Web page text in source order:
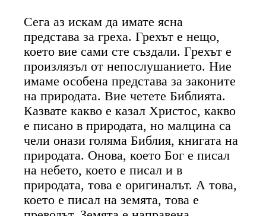
Сега аз искам да имате ясна
представа за греха. Грехът е нещо,
което вие сами сте създали. Грехът е
произлязъл от непослушанието. Ние
имаме особена представа за законите
на природата. Вие четете Библията.
Казвате какво е казал Христос, какво
е писано в природата, но малцина са
чели онази голяма Библия, книгата на
природата. Онова, което Бог е писал
на небето, което е писал и в
природата, това е оригиналът. А това,
което е писал на земята, това е